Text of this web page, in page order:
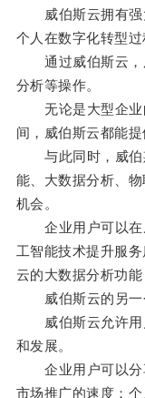
威伯斯云拥有强
个人在数字化转型过
通过威伯斯云，
分析等操作。
无论是大型企业
间，威伯斯云都能
与此同时，威伯
能、大数据分析、
机会。
企业用户可以在
工智能技术提升服
云的大数据分析功
威伯斯云的另一
威伯斯云允许用
和发展。
企业用户可以分
市场推广的速度；